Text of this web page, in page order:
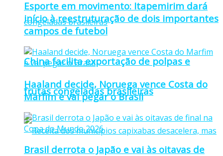
China facilita exportação de polpas e
frutas congeladas brasileiras
Esporte em movimento: Itapemirim dará
início à reestruturação de dois importantes
campos de futebol
Haaland decide, Noruega vence Costa do
Marfim e vai pegar o Brasil
Brasil derrota o Japão e vai às oitavas de